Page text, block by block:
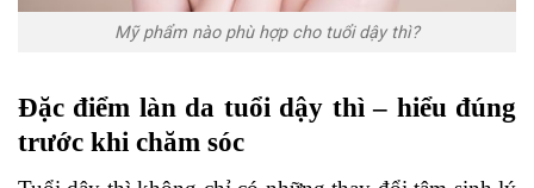
Mỹ phẩm nào phù hợp cho tuổi dậy thì?
Đặc điểm làn da tuổi dậy thì – hiểu đúng
trước khi chăm sóc